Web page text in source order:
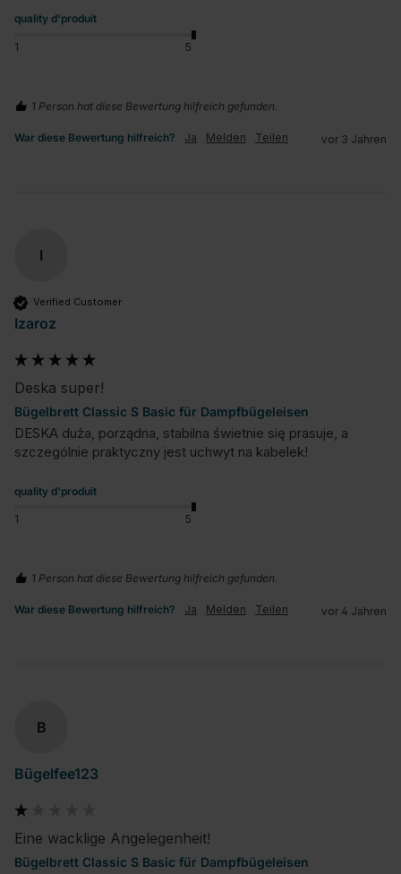
quality d'produit
1 5
1 Person hat diese Bewertung hilfreich gefunden.
War diese Bewertung hilfreich? Ja Melden Teilen vor 3 Jahren
I
Verified Customer
Izaroz
Deska super!
Bügelbrett Classic S Basic für Dampfbügeleisen
DESKA duża, porządna, stabilna świetnie się prasuje, a
szczególnie praktyczny jest uchwyt na kabelek!
quality d'produit
1 5
1 Person hat diese Bewertung hilfreich gefunden.
War diese Bewertung hilfreich? Ja Melden Teilen vor 4 Jahren
B
Bügelfee123
Eine wacklige Angelegenheit!
Bügelbrett Classic S Basic für Dampfbügeleisen